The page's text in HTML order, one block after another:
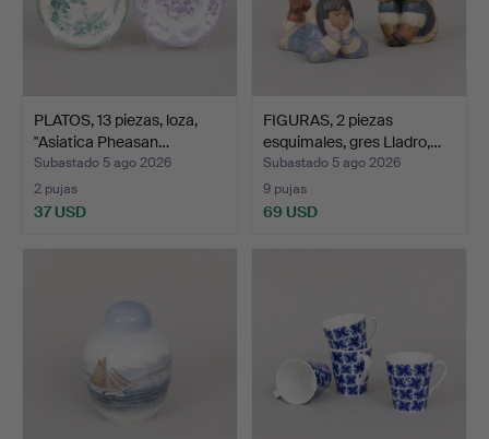
PLATOS, 13 piezas, loza,
"Asiatica Pheasan…
Subastado 5 ago 2026
2 pujas
37 USD
FIGURAS, 2 piezas
esquimales, gres Lladro,…
Subastado 5 ago 2026
9 pujas
69 USD